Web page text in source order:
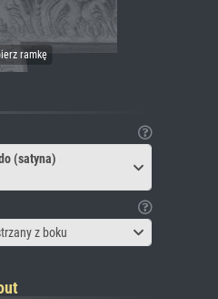
(satyna)
z boku